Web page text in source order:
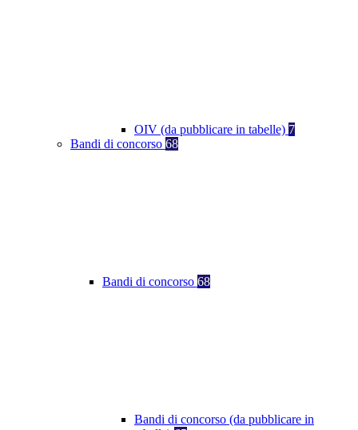
OIV (da pubblicare in tabelle) 7
Bandi di concorso 68
Bandi di concorso 68
Bandi di concorso (da pubblicare in